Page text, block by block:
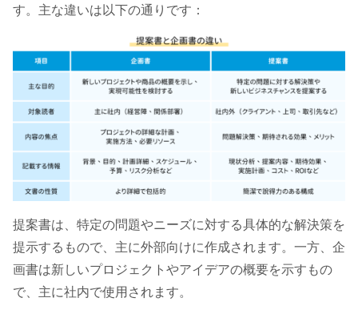
す。主な違いは以下の通りです：
提案書は、特定の問題やニーズに対する具体的な解決策を
提示するもので、主に外部向けに作成されます。一方、企
画書は新しいプロジェクトやアイデアの概要を示すもの
で、主に社内で使用されます。